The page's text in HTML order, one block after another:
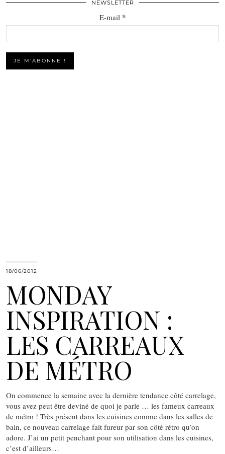
NEWSLETTER
E-mail *
18/06/2012
MONDAY
INSPIRATION :
LES CARREAUX
DE MÉTRO
On commence la semaine avec la dernière tendance côté carrelage,
vous avez peut être deviné de quoi je parle … les fameux carreaux
de métro ! Très présent dans les cuisines comme dans les salles de
bain, ce nouveau carrelage fait fureur par son côté rétro qu’on
adore. J’ai un petit penchant pour son utilisation dans les cuisines,
c’est d’ailleurs…